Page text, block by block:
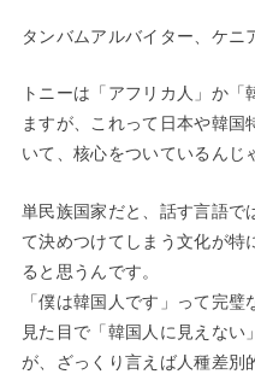
タンバムアルバイター、ケニ
トニーは「アフリカ人」か
ますが、これって日本や韓国
いて、核心をついているんじ
単民族国家だと、話す言語で
て決めつけてしまう文化が特
ると思うんです。
「僕は韓国人です」って完
見た目で「韓国人に見えな
が、ざっくり言えば人種差別